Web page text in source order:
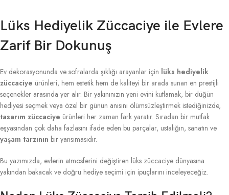
Lüks Hediyelik Züccaciye ile Evlere
Zarif Bir Dokunuş
Ev dekorasyonunda ve sofralarda şıklığı arayanlar için lüks hediyelik
züccaciye ürünleri, hem estetik hem de kaliteyi bir arada sunan en prestijli
seçenekler arasında yer alır. Bir yakınınızın yeni evini kutlamak, bir düğün
hediyesi seçmek veya özel bir günün anısını ölümsüzleştirmek istediğinizde,
tasarım züccaciye ürünleri her zaman fark yaratır. Sıradan bir mutfak
eşyasından çok daha fazlasını ifade eden bu parçalar, ustalığın, sanatın ve
yaşam tarzının bir yansımasıdır.
Bu yazımızda, evlerin atmosferini değiştiren lüks züccaciye dünyasına
yakından bakacak ve doğru hediye seçimi için ipuçlarını inceleyeceğiz.